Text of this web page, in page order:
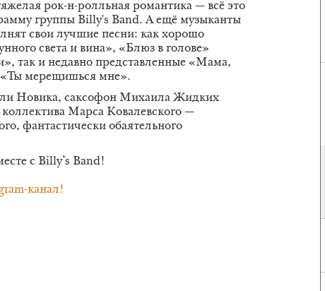
рок-н-ролльная романтика — всё это
группы Billy's Band. А ещё музыканты
свои лучшие песни: как хорошо
света и вина», «Блюз в голове»
так и недавно представленные «Мама,
мерещишься мне».
Новика, саксофон Михаила Жидких
коллектива Марса Ковалевского —
фантастически обаятельного
с Billy’s Band!
канал!